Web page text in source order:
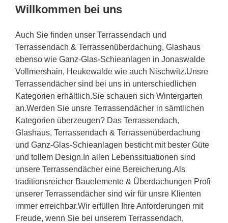
Willkommen bei uns
Auch Sie finden unser Terrassendach und
Terrassendach & Terrassenüberdachung, Glashaus
ebenso wie Ganz-Glas-Schieanlagen in Jonaswalde
Vollmershain, Heukewalde wie auch Nischwitz.Unsre
Terrassendächer sind bei uns in unterschiedlichen
Kategorien erhältlich.Sie schauen sich Wintergarten
an.Werden Sie unsre Terrassendächer in sämtlichen
Kategorien überzeugen? Das Terrassendach,
Glashaus, Terrassendach & Terrassenüberdachung
und Ganz-Glas-Schieanlagen besticht mit bester Güte
und tollem Design.In allen Lebenssituationen sind
unsere Terrassendächer eine Bereicherung.Als
traditionsreicher Bauelemente & Überdachungen Profi
unserer Terrassendächer sind wir für unsre Klienten
immer erreichbar.Wir erfüllen Ihre Anforderungen mit
Freude, wenn Sie bei unserem Terrassendach,